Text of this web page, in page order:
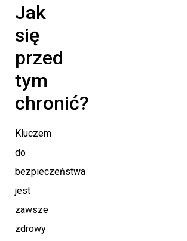
Jak
się
przed
tym
chronić?
Kluczem
do
bezpieczeństwa
jest
zawsze
zdrowy